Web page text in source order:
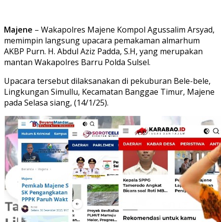
Majene – Wakapolres Majene Kompol Agussalim Arsyad,
memimpin langsung upacara pemakaman almarhum
AKBP Purn. H. Abdul Aziz Padda, S.H, yang merupakan
mantan Wakapolres Barru Polda Sulsel.
Upacara tersebut dilaksanakan di pekuburan Bele-bele,
Lingkungan Simullu, Kecamatan Banggae Timur, Majene
pada Selasa siang, (14/1/25).